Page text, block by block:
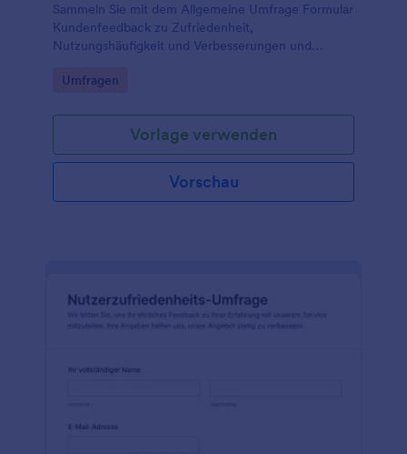
Sammeln Sie mit dem Allgemeine Umfrage Formular
Kundenfeedback zu Zufriedenheit,
Nutzungshäufigkeit und Verbesserungen und
Praxen bei der gezielten Datenerhebung und
Go to Category:
Umfragen
Vorlage verwenden
Vorschau